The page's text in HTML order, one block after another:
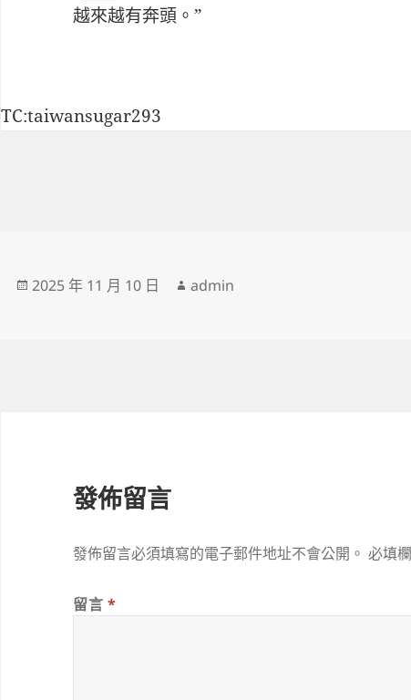
越來越有奔頭。”
TC:taiwansugar293
發
2025 年 11 月 10 日
作
admin
發佈留言
發佈留言必須填寫的電子郵件地址不會公開。 必填
留言*